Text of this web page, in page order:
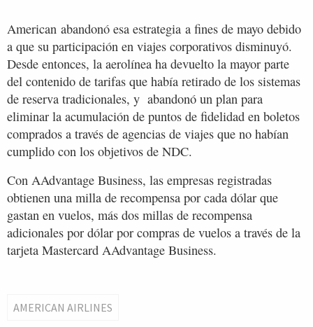
American abandonó esa estrategia a fines de mayo debido
a que su participación en viajes corporativos disminuyó.
Desde entonces, la aerolínea ha devuelto la mayor parte
del contenido de tarifas que había retirado de los sistemas
de reserva tradicionales, y abandonó un plan para
eliminar la acumulación de puntos de fidelidad en boletos
comprados a través de agencias de viajes que no habían
cumplido con los objetivos de NDC.
Con AAdvantage Business, las empresas registradas
obtienen una milla de recompensa por cada dólar que
gastan en vuelos, más dos millas de recompensa
adicionales por dólar por compras de vuelos a través de la
tarjeta Mastercard AAdvantage Business.
AMERICAN AIRLINES